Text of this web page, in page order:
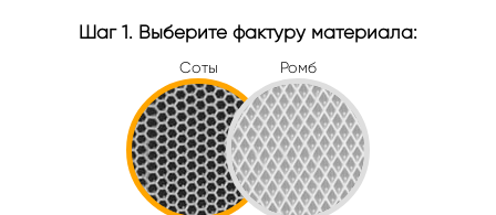
Шаг 1. Выберите фактуру материала:
Соты Ромб